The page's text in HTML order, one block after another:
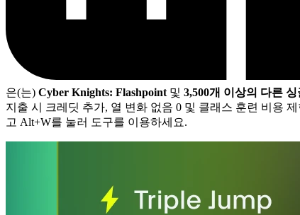
은(는) Cyber Knights: Flashpoint 및 3,500개 이상의 다른 싱
지출 시 크레딧 추가, 열 변화 없음 0 및 클래스 훈련 비용
고 Alt+W를 눌러 도구를 이용하세요.